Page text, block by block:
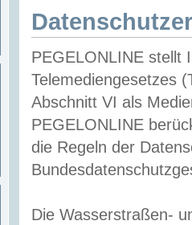
PEGELONLINE stellt
Telemediengesetzes
Abschnitt VI als
PEGELONLINE
die Regeln der
Die Wasserstraßen-